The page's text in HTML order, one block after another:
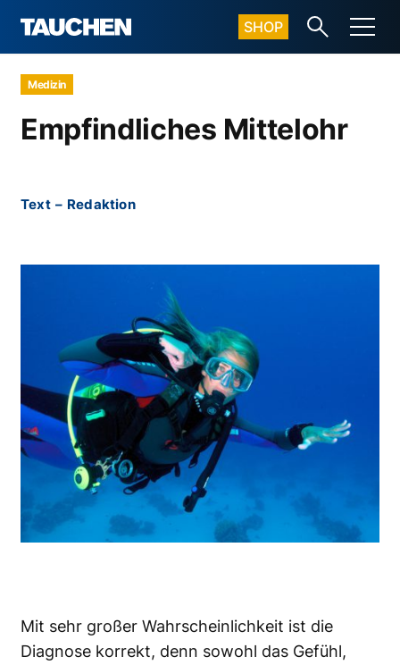
SHOP
Medizin
Empfindliches Mittelohr
Text – Redaktion
Mit sehr großer Wahrscheinlichkeit ist die
Diagnose korrekt, denn sowohl das Gefühl,